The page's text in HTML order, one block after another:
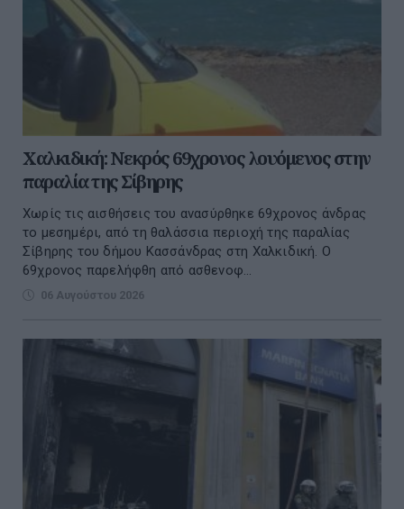
Χαλκιδική: Νεκρός 69χρονος λουόμενος στην
παραλία της Σίβηρης
Χωρίς τις αισθήσεις του ανασύρθηκε 69χρονος άνδρας
το μεσημέρι, από τη θαλάσσια περιοχή της παραλίας
Σίβηρης του δήμου Κασσάνδρας στη Χαλκιδική. Ο
69χρονος παρελήφθη από ασθενοφ...
06 Αυγούστου 2026